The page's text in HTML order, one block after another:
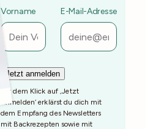
Vorname E-Mail-Adresse
Mit dem Klick auf ‚Jetzt
Anmelden‘ erklärst du dich mit
dem Empfang des Newsletters
mit Backrezepten sowie mit